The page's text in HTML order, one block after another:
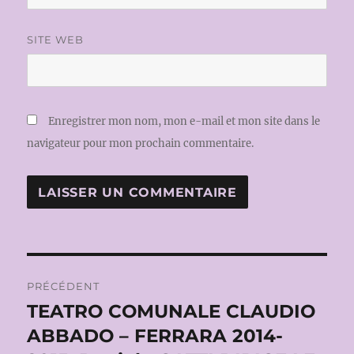
SITE WEB
Enregistrer mon nom, mon e-mail et mon site dans le
navigateur pour mon prochain commentaire.
de
l’article
PRÉCÉDENT
Publication
précédente :
TEATRO COMUNALE CLAUDIO
ABBADO – FERRARA 2014-